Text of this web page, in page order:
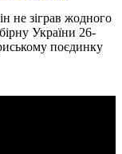
не зіграв жодного
України 26-
поєдинку